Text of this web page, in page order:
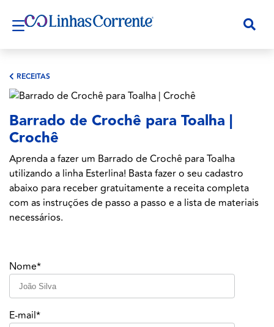
RECEITAS
Barrado de Crochê para Toalha |
Crochê
Aprenda a fazer um Barrado de Crochê para Toalha
utilizando a linha Esterlina! Basta fazer o seu cadastro
abaixo para receber gratuitamente a receita completa
com as instruções de passo a passo e a lista de materiais
necessários.
Nome*
E-mail*